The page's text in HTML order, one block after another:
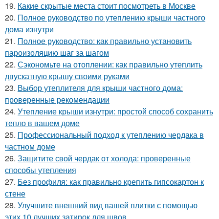
19. Какие скрытые места стоит посмотреть в Москве
20. Полное руководство по утеплению крыши частного
дома изнутри
21. Полное руководство: как правильно установить
пароизоляцию шаг за шагом
22. Сэкономьте на отоплении: как правильно утеплить
двускатную крышу своими руками
23. Выбор утеплителя для крыши частного дома:
проверенные рекомендации
24. Утепление крыши изнутри: простой способ сохранить
тепло в вашем доме
25. Профессиональный подход к утеплению чердака в
частном доме
26. Защитите свой чердак от холода: проверенные
способы утепления
27. Без профиля: как правильно крепить гипсокартон к
стене
28. Улучшите внешний вид вашей плитки с помощью
этих 10 лучших затирок для швов